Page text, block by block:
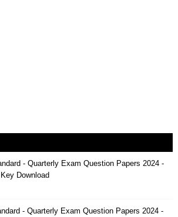
- Quarterly Exam Question Papers 2024 -
Download
- Quarterly Exam Question Papers 2024 -